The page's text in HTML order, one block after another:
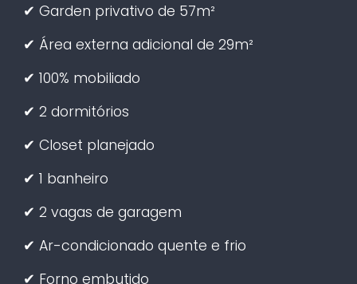
✔ Garden privativo de 57m²
✔ Área externa adicional de 29m²
✔ 100% mobiliado
✔ 2 dormitórios
✔ Closet planejado
✔ 1 banheiro
✔ 2 vagas de garagem
✔ Ar-condicionado quente e frio
✔ Forno embutido